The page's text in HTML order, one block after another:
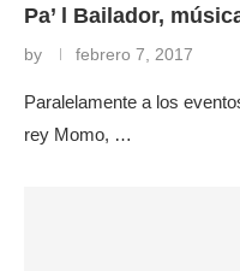
Pa’ l Bailador,
by febrero 7, 2017
Paralelamente a los
rey Momo, …